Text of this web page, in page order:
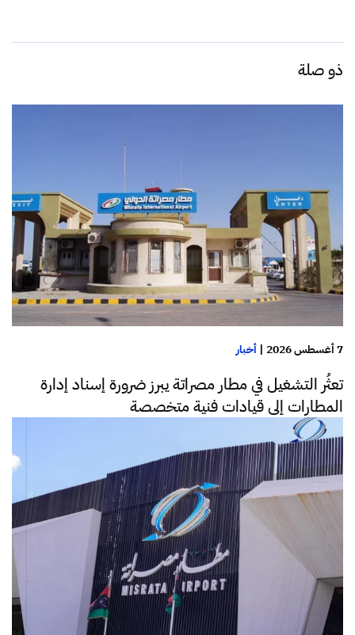
ذو صلة
7 أغسطس 2026 | أخبار
تعثُر التشغيل في مطار مصراتة يبرز ضرورة إسناد إدارة
المطارات إلى قيادات فنية متخصصة